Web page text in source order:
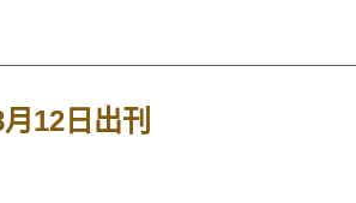
12日出刊